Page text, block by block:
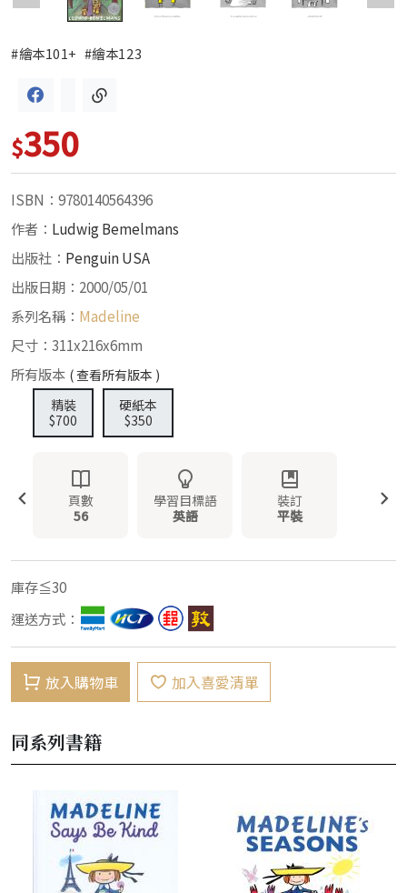
#繪本101+ #繪本123
$350
ISBN：9780140564396
作者： Ludwig Bemelmans
出版社： Penguin USA
出版日期：2000/05/01
系列名稱： Madeline
尺寸：311x216x6mm
所有版本 ( 查看所有版本 )
精裝
$700
硬紙本
$350
頁數
56
學習目標語
英語
裝訂
平裝
庫存≦30
運送方式：
放入購物車 加入喜愛清單
同系列書籍